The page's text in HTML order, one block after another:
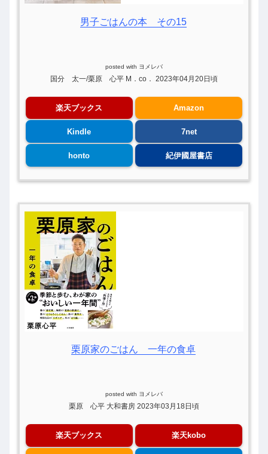
男子ごはんの本 その15
posted with ヨメレバ
国分 太一/栗原 心平 M．co． 2023年04月20日頃
楽天ブックス Amazon
Kindle 7net
honto 紀伊國屋書店
栗原家のごはん 一年の食卓
posted with ヨメレバ
栗原 心平 大和書房 2023年03月18日頃
楽天ブックス 楽天kobo